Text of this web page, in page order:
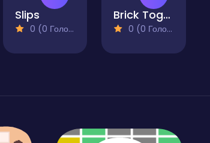
Slips
0 (0 Голосів)
Brick Together
0 (0 Голосів)